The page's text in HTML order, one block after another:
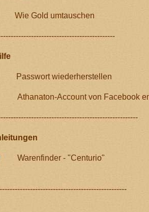
Wie Gold umtauschen
------
Passwort wiederherstellen
Athanaton-Account von Facebook
------------------------
Warenfinder - "Centurio"
------------------------